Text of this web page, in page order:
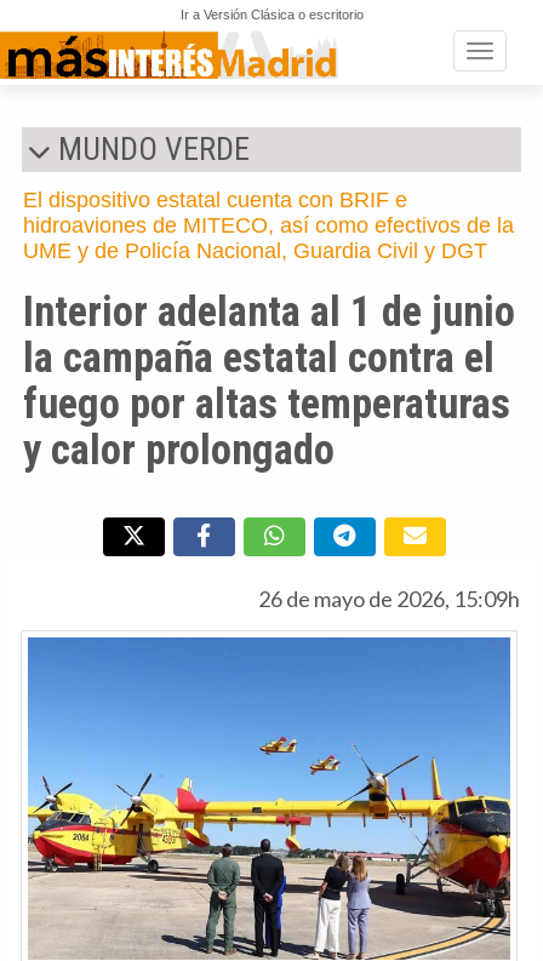
Ir a Versión Clásica o escritorio
Toggle
MUNDO VERDE
El dispositivo estatal cuenta con BRIF e
hidroaviones de MITECO, así como efectivos de la
UME y de Policía Nacional, Guardia Civil y DGT
Interior adelanta al 1 de junio
la campaña estatal contra el
fuego por altas temperaturas
y calor prolongado
26 de mayo de 2026, 15:09h